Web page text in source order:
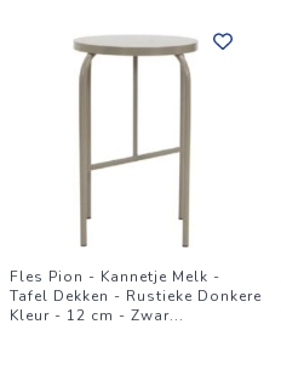
Fles Pion - Kannetje Melk -
Tafel Dekken - Rustieke Donkere
Kleur - 12 cm - Zwar...